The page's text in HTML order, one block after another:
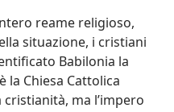
reame religioso,
situazione, i cristiani
Babilonia la
la Chiesa Cattolica
cristianità, ma l’impero